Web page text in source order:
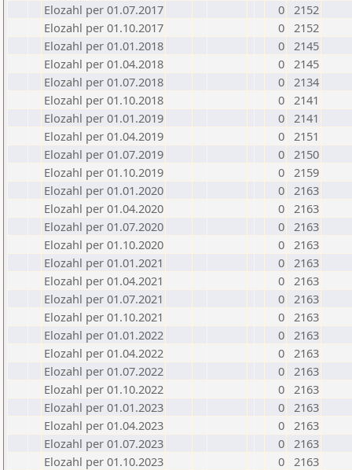
Elozahl per 01.07.2017
0 2152
Elozahl per 01.10.2017
0 2152
Elozahl per 01.01.2018
0 2145
Elozahl per 01.04.2018
0 2145
Elozahl per 01.07.2018
0 2134
Elozahl per 01.10.2018
0 2141
Elozahl per 01.01.2019
0 2141
Elozahl per 01.04.2019
0 2151
Elozahl per 01.07.2019
0 2150
Elozahl per 01.10.2019
0 2159
Elozahl per 01.01.2020
0 2163
Elozahl per 01.04.2020
0 2163
Elozahl per 01.07.2020
0 2163
Elozahl per 01.10.2020
0 2163
Elozahl per 01.01.2021
0 2163
Elozahl per 01.04.2021
0 2163
Elozahl per 01.07.2021
0 2163
Elozahl per 01.10.2021
0 2163
Elozahl per 01.01.2022
0 2163
Elozahl per 01.04.2022
0 2163
Elozahl per 01.07.2022
0 2163
Elozahl per 01.10.2022
0 2163
Elozahl per 01.01.2023
0 2163
Elozahl per 01.04.2023
0 2163
Elozahl per 01.07.2023
0 2163
Elozahl per 01.10.2023
0 2163